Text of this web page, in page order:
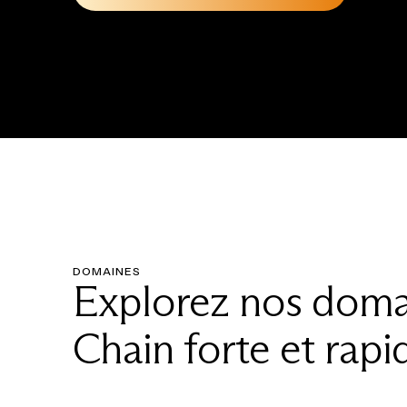
DOMAINES
Explorez nos
Chain forte et